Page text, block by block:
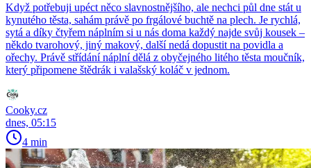
Když potřebuji upéct něco slavnostnějšího, ale nechci půl dne stát u
kynutého těsta, sahám právě po frgálové buchtě na plech. Je rychlá,
sytá a díky čtyřem náplním si u nás doma každý najde svůj kousek –
někdo tvarohový, jiný makový, další nedá dopustit na povidla a
ořechy. Právě střídání náplní dělá z obyčejného litého těsta moučník,
který připomene štědrák i valašský koláč v jednom.
Cooky.cz
dnes, 05:15
4 min